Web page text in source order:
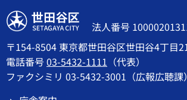
世田谷区
法人番号
〒154-8504 東京都世田谷区世田谷4丁目
電話番号03-5432-1111 （代表）
ファクシミリ 03-5432-3001（広報広聴課）